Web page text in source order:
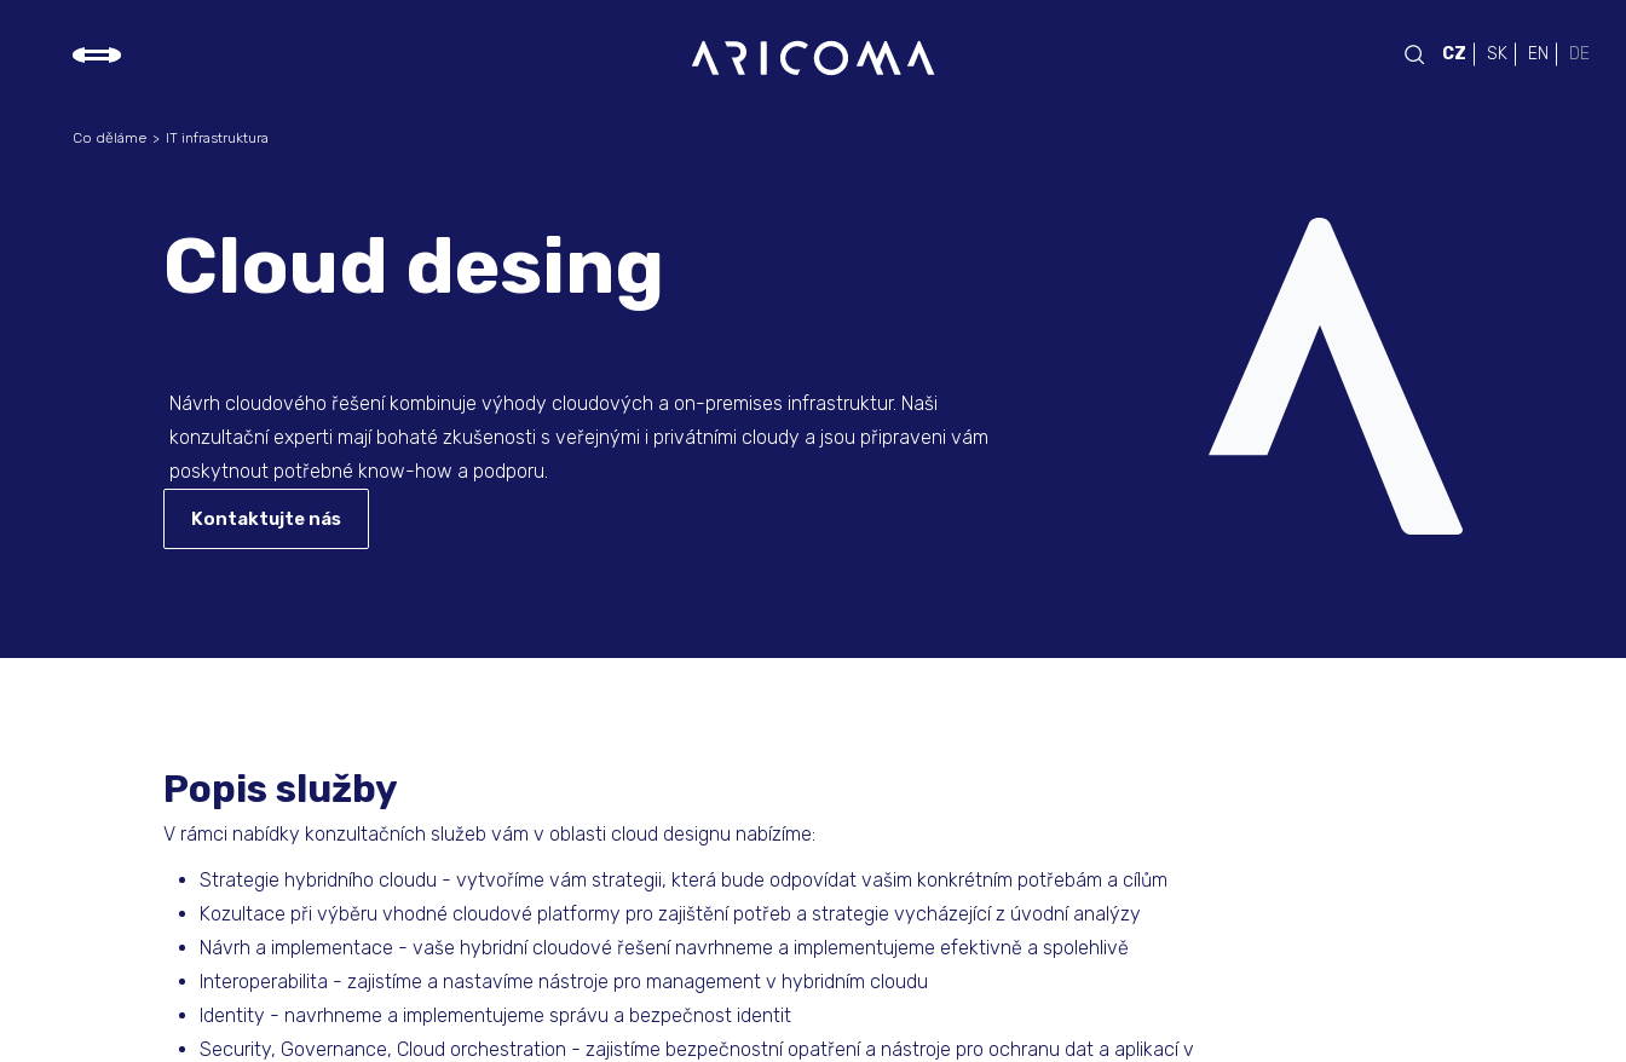
CZ SK EN DE
Cloud desing
Návrh cloudového řešení kombinuje výhody cloudových a on-premises infrastruktur. Naši
konzultační experti mají bohaté zkušenosti s veřejnými i privátními cloudy a jsou připraveni vám
poskytnout potřebné know-how a podporu.
Kontaktujte nás
Co děláme IT infrastruktura
Popis služby
V rámci nabídky konzultačních služeb vám v oblasti cloud designu nabízíme:
Strategie hybridního cloudu - vytvoříme vám strategii, která bude odpovídat vašim konkrétním potřebám a cílům
Kozultace při výběru vhodné cloudové platformy pro zajištění potřeb a strategie vycházející z úvodní analýzy
Návrh a implementace - vaše hybridní cloudové řešení navrhneme a implementujeme efektivně a spolehlivě
Interoperabilita - zajistíme a nastavíme nástroje pro management v hybridním cloudu
Identity - navrhneme a implementujeme správu a bezpečnost identit
Security, Governance, Cloud orchestration - zajistíme bezpečnostní opatření a nástroje pro ochranu dat a aplikací v